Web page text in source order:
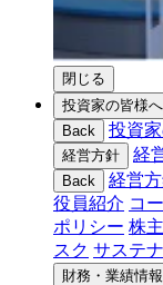
閉じる
投資家の皆様へ
Back
投資
経営方針 経
Back 経営
役員紹介 コ
ポリシー 株
スク サステ
財務・業績情報